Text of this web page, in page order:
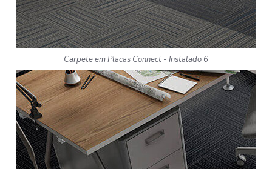
Carpete em Placas Connect - Instalado 6